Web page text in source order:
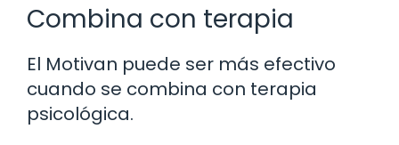
Combina con terapia
El Motivan puede ser más efectivo
cuando se combina con terapia
psicológica.